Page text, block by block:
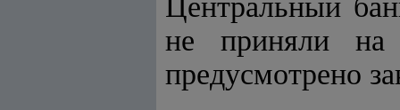
Центральный
не приняли на
предусмотрено